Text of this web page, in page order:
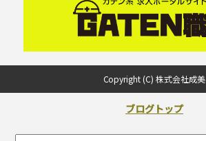
Copyright (C) 株式会社成美
ブログトップ